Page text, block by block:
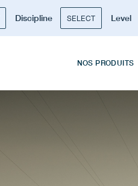
Discipline SELECT Level
NOS PRODUITS